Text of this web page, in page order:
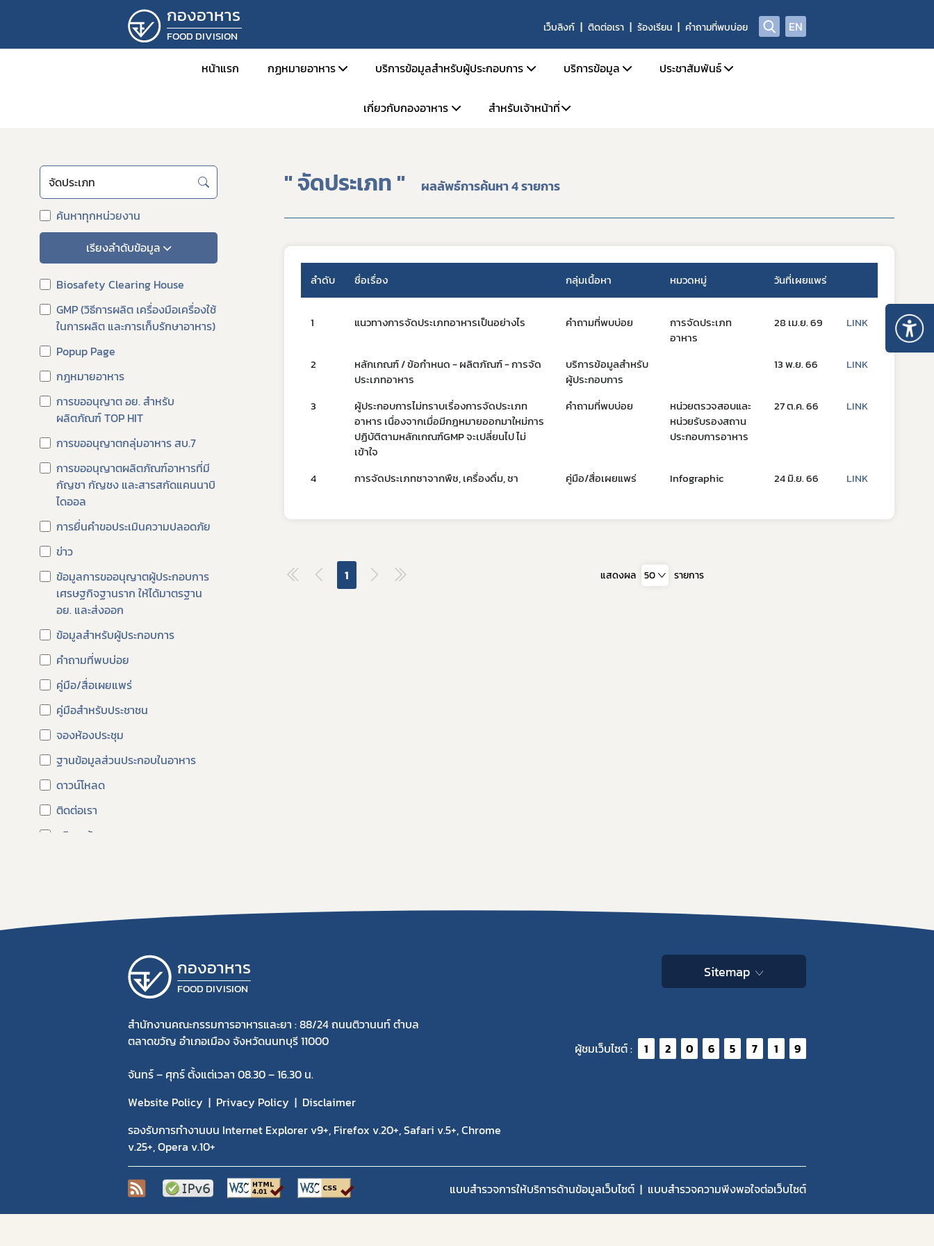
กองอาหาร
FOOD DIVISION
เว็บลิงก์ ติดต่อเรา ร้องเรียน คำถามที่พบบ่อย EN
หน้าแรก กฏหมายอาหาร
พระราชบัญญัติอาหาร พ.ศ. 2522
กฎกระทรวงสาธารณสุข
ประกาศกระทรวงสาธารณสุข
ระเบียบสำนักงานคณะกรรมการอาหารและยา
คำสั่งสำนักงานคณะกรรมการอาหารและยา
ผลิตภัณฑ์อาหาร
การใช้จุลินทรีย์โพรไบโอติกในอาหาร
การแสดงฉลากอาหารและฉลากโภชนาการ
การกล่าวอ้างทางสุขภาพ
มาตรฐานอาหารด้านจุลินทรีย์ที่ทำให้เกิดโรค
มาตรฐานอาหารที่มีสารปนเปื้อน
การนำเข้าอาหารที่มีความเสี่ยงจากโรควัวบ้า
บริการข้อมูลสำหรับผู้ประกอบการ
หลักเกณฑ์ / ข้อกำหนด
ระบบ e-Submission
ระบบให้คำปรึกษาออนไลน์ (e-consult)
หน่วยตรวจวิเคราะห์อาหาร/ ภาชนะบรรจุอาหาร
ข้อมูลการขออนุญาตผู้ประกอบการเศรษฐกิจฐานราก ให้ได้มาตรฐาน อย. และส่งออก
บริการข้อมูล
คู่มือ/สื่อเผยแพร่
ผู้เชี่ยวชาญ องค์กรผู้เชี่ยวชาญฯ ที่ขึ้นบัญชีกับ อย.
ประชาสัมพันธ์
รับสมัครงาน
เกี่ยวกับกองอาหาร
วิสัยทัศน์ พันธกิจ
การดำเนินงานองค์กรคุณธรรมต้นแบบ
สำหรับเจ้าหน้าที่
จองห้องประชุม
ค้นหาทุกหน่วยงาน
เรียงลำดับข้อมูล
Biosafety Clearing House
GMP (วิธีการผลิต เครื่องมือเครื่องใช้
ในการผลิต และการเก็บรักษาอาหาร)
Popup Page
กฎหมายอาหาร
การขออนุญาต อย. สำหรับ
ผลิตภัณฑ์ TOP HIT
การขออนุญาตกลุ่มอาหาร สบ.7
การขออนุญาตผลิตภัณฑ์อาหารที่มี
กัญชา​ กัญชง​ และสารสกัดแคนนาบิ
ไดออล
การยื่นคำขอประเมินความปลอดภัย
ข่าว
ข้อมูลการขออนุญาตผู้ประกอบการ
เศรษฐกิจฐานราก ให้ได้มาตรฐาน
อย. และส่งออก
ข้อมูลสำหรับผู้ประกอบการ
คำถามที่พบบ่อย
คู่มือ/สื่อเผยแพร่
คู่มือสำหรับประชาชน
จองห้องประชุม
ฐานข้อมูลส่วนประกอบในอาหาร
ดาวน์โหลด
ติดต่อเรา
บริการข้อมูล
ผู้เชี่ยวชาญ องค์กรผู้เชี่ยวชาญฯ ที่
ระบบ e-Submission
สำหรับเจ้าหน้าที่กองอาหาร
หน่วยตรวจหรือหน่วยรับรองสถานที่
หน่วยฝึกอบรมที่ขึ้นบัญชีกับ อย.
เกี่ยวกับกองอาหาร
" จัดประเภท " ผลลัพธ์การค้นหา 4 รายการ
ลำดับ ชื่อเรื่อง กลุ่มเนื้อหา หมวดหมู่ วันที่เผยแพร่
1 แนวทางการจัดประเภทอาหารเป็นอย่างไร คำถามที่พบบ่อย
การจัดประเภท
อาหาร
28 เม.ย. 69 LINK
2
หลักเกณฑ์ / ข้อกำหนด - ผลิตภัณฑ์ - การจัด
ประเภทอาหาร
บริการข้อมูลสำหรับ
ผู้ประกอบการ
13 พ.ย. 66 LINK
3
ผู้ประกอบการไม่ทราบเรื่องการจัดประเภท
อาหาร เนื่องจากเมื่อมีกฎหมายออกมาใหม่การ
ปฏิบัติตามหลักเกณฑ์GMP จะเปลี่ยนไป ไม่
เข้าใจ
คำถามที่พบบ่อย
หน่วยตรวจสอบและ
หน่วยรับรองสถาน
ประกอบการอาหาร
27 ต.ค. 66 LINK
4 การจัดประเภทชาจากพืช, เครื่องดื่ม, ชา คู่มือ/สื่อเผยแพร่ Infographic 24 มิ.ย. 66 LINK
1 แสดงผล 50 รายการ
กองอาหาร
FOOD DIVISION
สำนักงานคณะกรรมการอาหารและยา : 88/24 ถนนติวานนท์ ตำบล
ตลาดขวัญ อำเภอเมือง จังหวัดนนทบุรี 11000
จันทร์ – ศุกร์ ตั้งแต่เวลา 08.30 – 16.30 น.
Website Policy
Privacy Policy
Disclaimer
รองรับการทำงานบน Internet Explorer v9+, Firefox v.20+, Safari v.5+, Chrome
v.25+, Opera v.10+
Sitemap
ผู้ชมเว็บไซต์ : 1 2 0 6 5 7 1 9
แบบสำรวจการให้บริการด้านข้อมูลเว็บไซต์ แบบสำรวจความพีงพอใจต่อเว็บไซต์